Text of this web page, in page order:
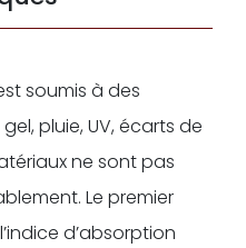
soumis à des
pluie, UV, écarts de
ne sont pas
Le premier
d’absorption